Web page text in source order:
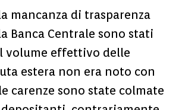
mancanza di trasparenza
Banca Centrale sono stati
volume effettivo delle
estera non era noto con
carenze sono state colmate